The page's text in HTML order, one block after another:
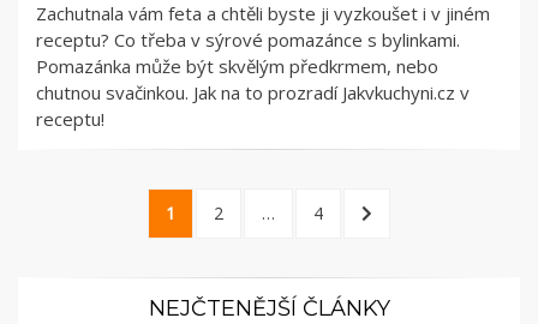
Zachutnala vám feta a chtěli byste ji vyzkoušet i v jiném
receptu? Co třeba v sýrové pomazánce s bylinkami.
Pomazánka může být skvělým předkrmem, nebo
chutnou svačinkou. Jak na to prozradí Jakvkuchyni.cz v
receptu!
Stránkování
příspěvků
PAGE
1 PAGE
2 … PAGE
4
NEXT
NEJČTENĚJŠÍ ČLÁNKY